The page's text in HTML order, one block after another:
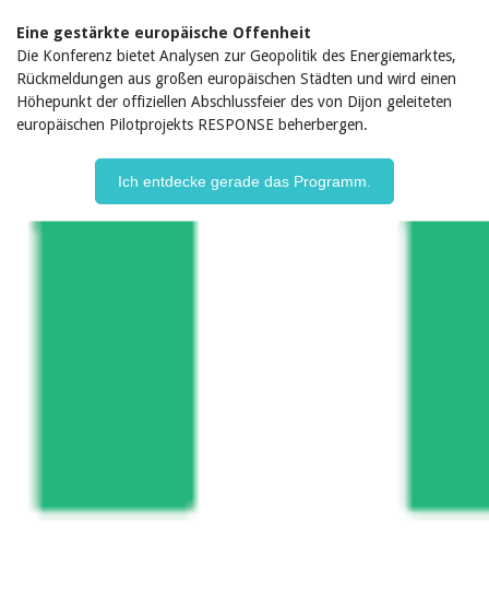
Eine gestärkte europäische Offenheit
Die Konferenz bietet Analysen zur Geopolitik des Energiemarktes,
Rückmeldungen aus großen europäischen Städten und wird einen
Höhepunkt der offiziellen Abschlussfeier des von Dijon geleiteten
europäischen Pilotprojekts RESPONSE beherbergen.
Ich entdecke gerade das Programm.